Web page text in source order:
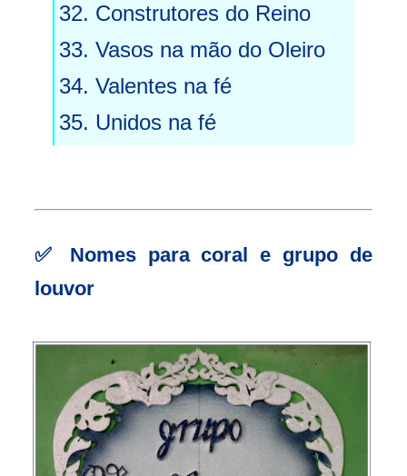
32. Construtores do Reino
33. Vasos na mão do Oleiro
34. Valentes na fé
35. Unidos na fé
✅ Nomes para coral e grupo de
louvor